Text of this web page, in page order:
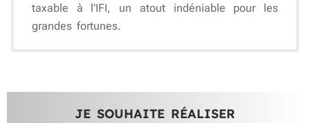
taxable à l’IFI, un atout indéniable pour les
grandes fortunes.
JE SOUHAITE RÉALISER